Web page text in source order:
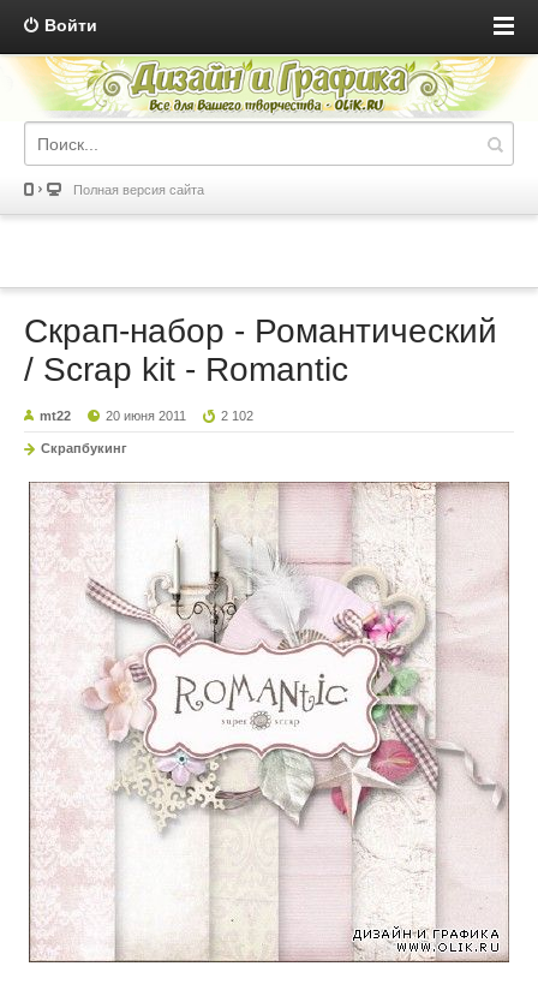
Войти
Полная версия сайта
Скрап-набор - Романтический
/ Scrap kit - Romantic
mt22 20 июня 2011 2 102
Скрапбукинг